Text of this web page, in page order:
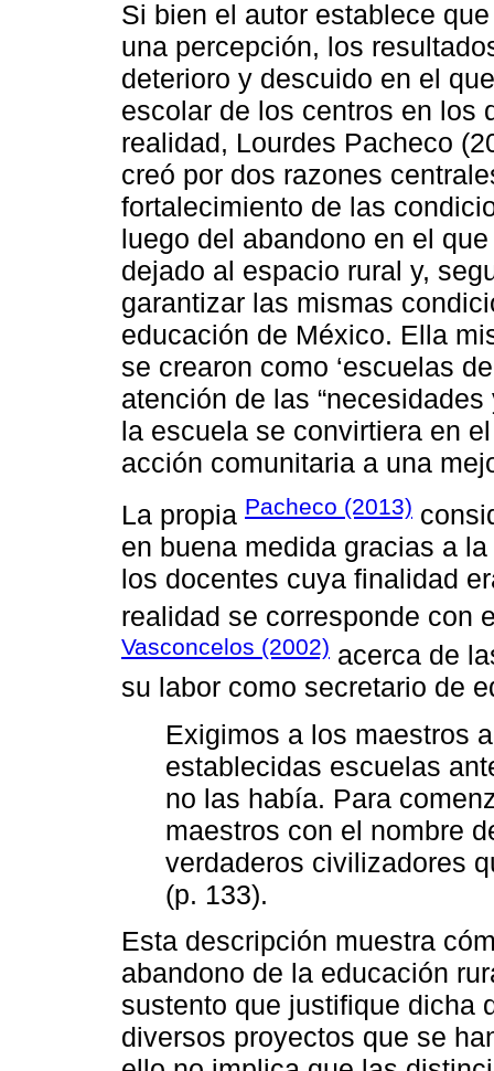
Si bien el autor establece
una percepción, los
deterioro y descuido en el
escolar de los centros en los
realidad, Lourdes Pacheco
creó por dos razones
fortalecimiento de las
luego del abandono en el
dejado al espacio rural y,
garantizar las mismas
educación de México. Ella
se crearon como ‘escuelas
atención de las
la escuela se convirtiera en
acción comunitaria a una
La propia Pacheco (2013)
en buena medida gracias a
los docentes cuya finalidad
realidad se corresponde con
Vasconcelos (2002) acerca de
su labor como secretario de
Exigimos a los maestros
establecidas escuelas
no las había. Para
maestros con el nombre
verdaderos civilizadores
(p. 133).
Esta descripción muestra
abandono de la educación
sustento que justifique dicha
diversos proyectos que se